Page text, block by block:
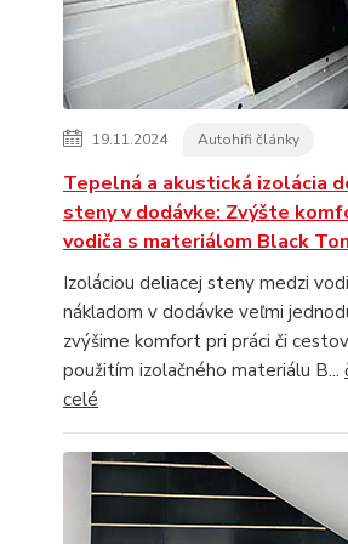
19.11.2024 Autohifi články
Tepelná a akustická izolácia
steny v dodávke: Zvýšte
vodiča s materiálom Black
Izoláciou deliacej steny medzi
nákladom v dodávke veľmi
zvýšime komfort pri práci či
použitím izolačného materiálu B...
celé